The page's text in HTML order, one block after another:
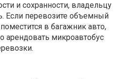
и сохранности, владельцу
Если перевозите объемный
в багажник авто,
арендовать микроавтобус